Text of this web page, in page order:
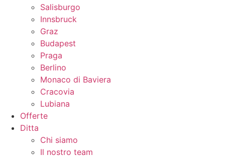
Salisburgo
Innsbruck
Graz
Budapest
Praga
Berlino
Monaco di Baviera
Cracovia
Lubiana
Offerte
Ditta
Chi siamo
Il nostro team